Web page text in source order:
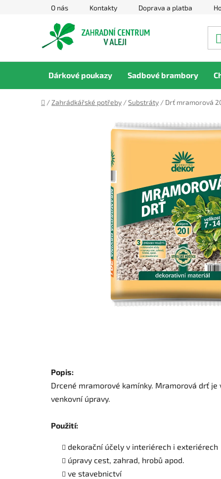
O nás Kontakty Doprava a platba
Dárkové poukazy Sadbové brambory
Domů
/ Zahrádkářské potřeby /Substráty / Drť mramorová
Popis:
Drcené mramorové kamínky. Mramorová drť
venkovní úpravy.
Použití:
dekorační účely v interiérech i exteriérech
úpravy cest, zahrad, hrobů apod.
ve stavebnictví